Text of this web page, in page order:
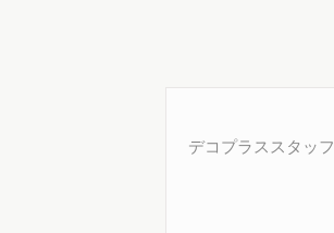
デコプラススタッフ